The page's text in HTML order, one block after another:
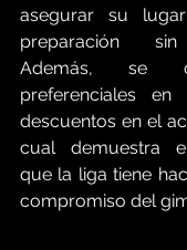
asegurar su
preparación sin
Además, se
preferenciales
descuentos en el
cual demuestra
que la liga tiene
compromiso del